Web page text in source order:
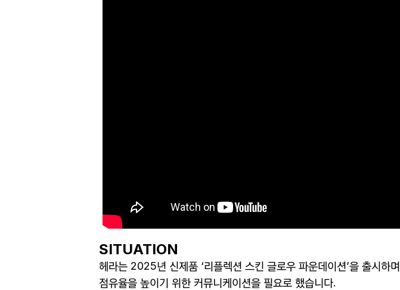
SITUATION
헤라는 2025년 신제품 ‘리플렉션 스킨 글로우 파운데이션’을 출시하며
점유율을 높이기 위한 커뮤니케이션을 필요로 했습니다.